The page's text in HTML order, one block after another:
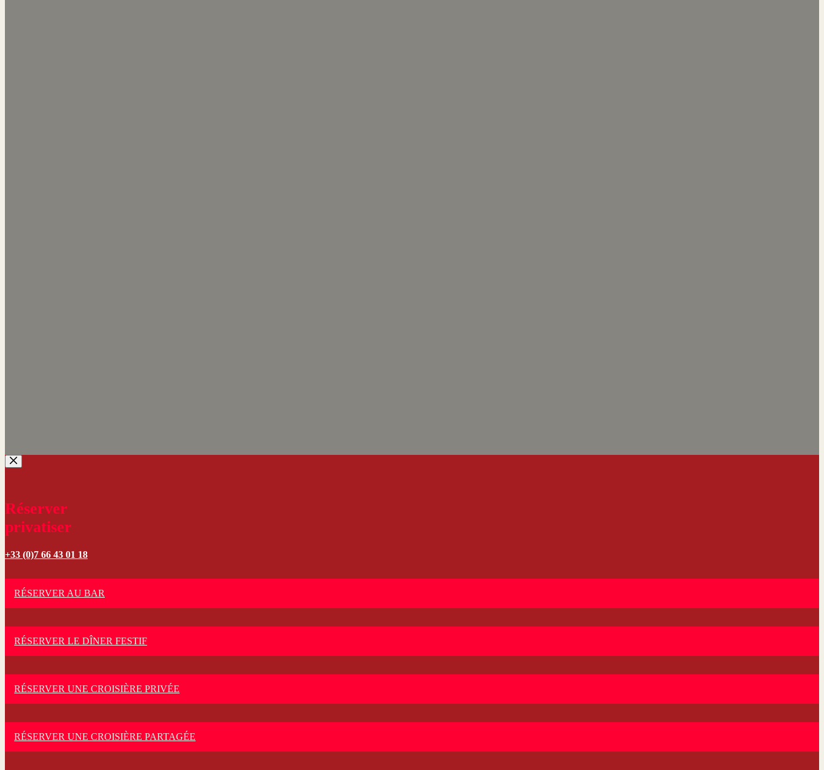
Réserver
privatiser
+33 (0)7 66 43 01 18
RÉSERVER AU BAR
RÉSERVER LE DÎNER FESTIF
RÉSERVER UNE CROISIÈRE PRIVÉE
RÉSERVER UNE CROISIÈRE PARTAGÉE